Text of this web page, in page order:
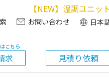
【NEW】温調ユニッ
お問い合わせ 日本
求
こちら
見積り依頼